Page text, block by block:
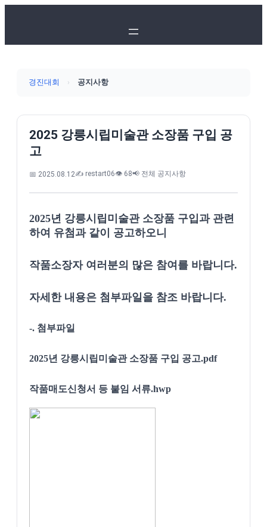
경진대회 › 공지사항
2025 강릉시립미술관 소장품 구입 공
고
📅 2025.08.12✍️ restart06👁️ 68📢 전체 공지사항
2025년 강릉시립미술관 소장품 구입과 관련
하여 유첨과 같이 공고하오니
작품소장자 여러분의 많은 참여를 바랍니다.
자세한 내용은 첨부파일을 참조 바랍니다.
-. 첨부파일
2025년 강릉시립미술관 소장품 구입 공고.pdf
작품매도신청서 등 붙임 서류.hwp